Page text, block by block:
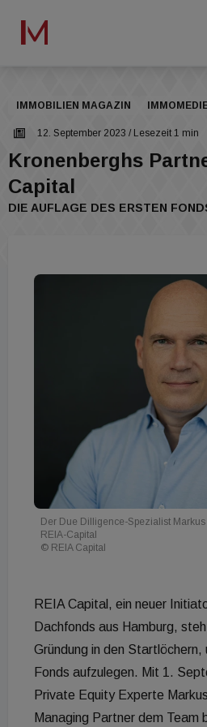
IMMOBILIEN MAGAZIN
12. September 2023 / Lesezeit 1 min
Kronenberghs
Capital
DIE AUFLAGE DES ERSTEN
Der Due Dilligence-Spezialist
REIA-Capital
© REIA Capital
REIA Capital, ein neuer
Dachfonds aus Hamburg,
Gründung in den Startlöchern,
Fonds aufzulegen. Mit 1.
Private Equity Experte
Managing Partner dem Team